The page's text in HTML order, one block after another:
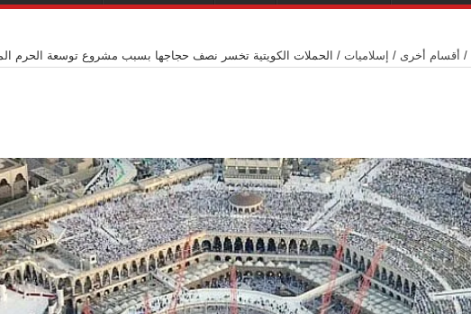
/ أقسام أخرى / إسلاميات / الحملات الكويتية تخسر نصف حجاجها بسبب مشروع توسعة الحرم